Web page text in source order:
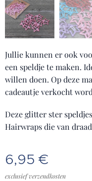
Jullie kunnen er ook
een speldje te maken.
willen doen. Op deze
cadeautje verkocht
Deze glitter ster
Hairwraps die van
6,95 €
exclusief verzendkosten